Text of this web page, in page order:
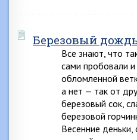
Березовый
Все знают, что
сами пробовали
обломленной
а нет — так от
березовый сок,
березовой
Весенние